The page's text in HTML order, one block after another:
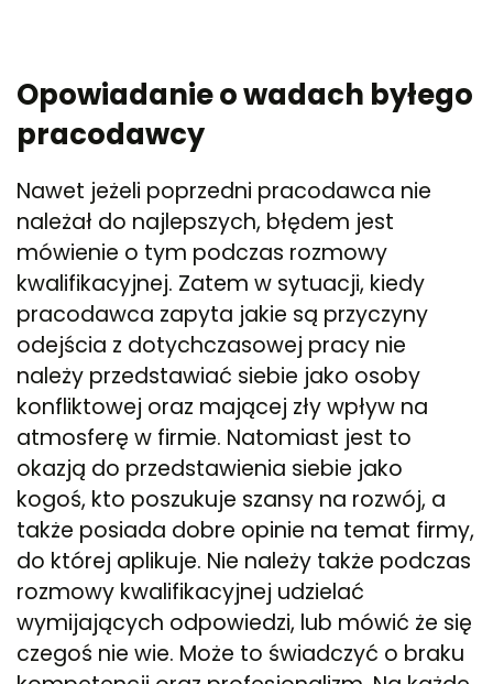
Opowiadanie o wadach byłego
pracodawcy
Nawet jeżeli poprzedni pracodawca nie
należał do najlepszych, błędem jest
mówienie o tym podczas rozmowy
kwalifikacyjnej. Zatem w sytuacji, kiedy
pracodawca zapyta jakie są przyczyny
odejścia z dotychczasowej pracy nie
należy przedstawiać siebie jako osoby
konfliktowej oraz mającej zły wpływ na
atmosferę w firmie. Natomiast jest to
okazją do przedstawienia siebie jako
kogoś, kto poszukuje szansy na rozwój, a
także posiada dobre opinie na temat firmy,
do której aplikuje. Nie należy także podczas
rozmowy kwalifikacyjnej udzielać
wymijających odpowiedzi, lub mówić że się
czegoś nie wie. Może to świadczyć o braku